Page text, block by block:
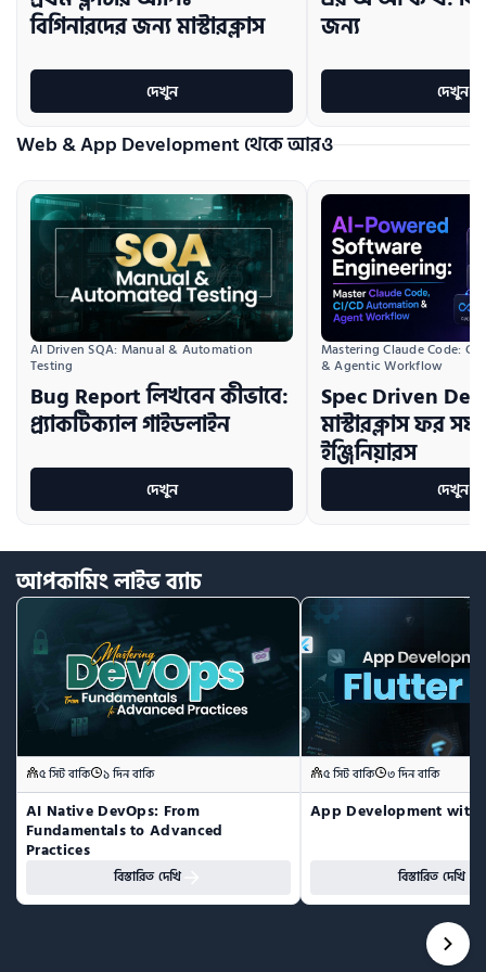
বিগিনারদের জন্য মাস্টারক্লাস
দেখুন
জন্য
দেখুন
Web & App Development থেকে আরও
AI Driven SQA: Manual & Automation
Testing
Bug Report লিখবেন কীভাবে:
প্র্যাকটিক্যাল গাইডলাইন
দেখুন
Mastering Claude Code:
& Agentic Workflow
Spec Driven
মাস্টারক্লাস ফর
ইঞ্জিনিয়ারস
দেখুন
আপকামিংলাইভব্যাচ
৫ সিট বাকি ১ দিন বাকি
AI Native DevOps: From
Fundamentals to Advanced
Practices
বিস্তারিত দেখি
৫ সিট বাকি ৩ দিন বাকি
App Development with
বিস্তারিত দেখি